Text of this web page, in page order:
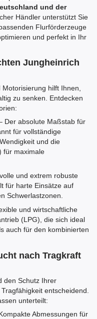
und der
Händler unterstützt Sie
Flurförderzeuge
und perfekt in Ihr
Jungheinrich
hilft Ihnen,
zu senken. Entdecken
Der absolute Maßstab für
für vollständige
und die
für maximale
und extrem robuste
für harte Einsätze auf
Schwerlastzonen.
und wirtschaftliche
(LPG), die sich ideal
auch für den kombinierten
nach Tragkraft
den Schutz Ihrer
entscheidend.
unterteilt:
Abmessungen für